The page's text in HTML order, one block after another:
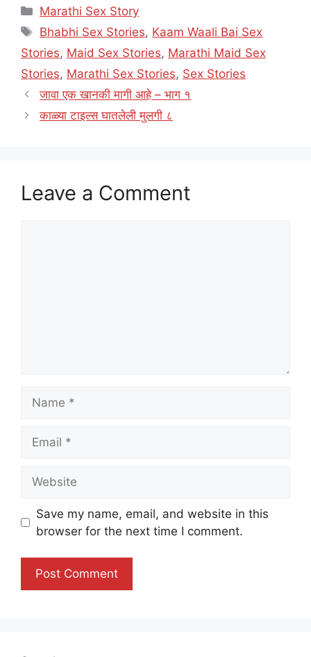
Categories
Marathi Sex Story
Tags
Bhabhi Sex Stories, Kaam Waali Bai Sex
Stories, Maid Sex Stories, Marathi Maid Sex
Stories, Marathi Sex Stories, Sex Stories
जावा एक खानकी मागी आहे – भाग १
काळ्या टाइल्स घातलेली मुलगी ८
Leave a Comment
Save my name, email, and website in this
browser for the next time I comment.